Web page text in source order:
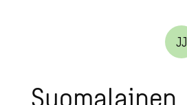
JJ
Suomalainen